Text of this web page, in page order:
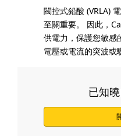
閥控式鉛酸 (VRLA)
至關重要。 因此，
供電力，保護您敏感
電壓或電流的突波或
已知